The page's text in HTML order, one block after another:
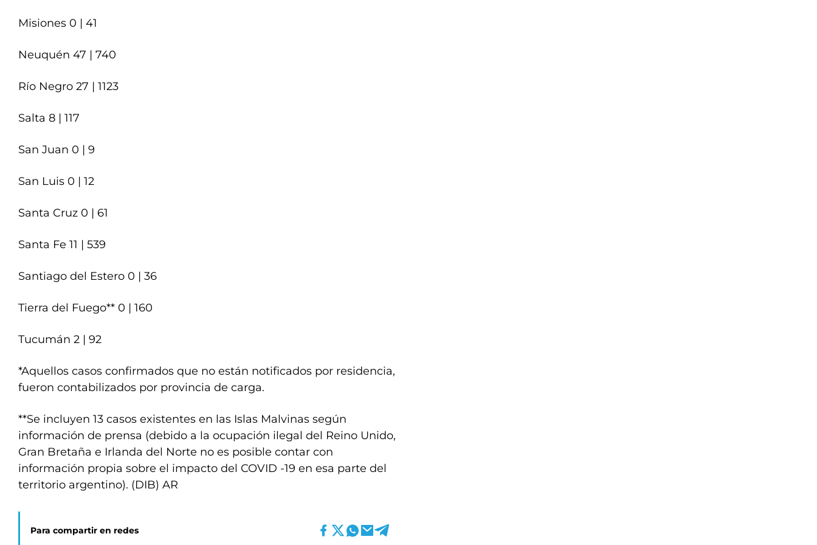
Misiones 0 | 41
Neuquén 47 | 740
Río Negro 27 | 1123
Salta 8 | 117
San Juan 0 | 9
San Luis 0 | 12
Santa Cruz 0 | 61
Santa Fe 11 | 539
Santiago del Estero 0 | 36
Tierra del Fuego** 0 | 160
Tucumán 2 | 92
*Aquellos casos confirmados que no están notificados por residencia,
fueron contabilizados por provincia de carga.
**Se incluyen 13 casos existentes en las Islas Malvinas según
información de prensa (debido a la ocupación ilegal del Reino Unido,
Gran Bretaña e Irlanda del Norte no es posible contar con
información propia sobre el impacto del COVID -19 en esa parte del
territorio argentino). (DIB) AR
Para compartir en redes